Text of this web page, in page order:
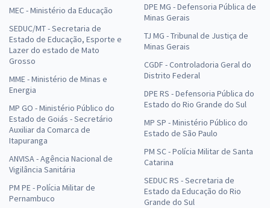
MEC - Ministério da Educação
SEDUC/MT - Secretaria de
Estado de Educação, Esporte e
Lazer do estado de Mato
Grosso
MME - Ministério de Minas e
Energia
MP GO - Ministério Público do
Estado de Goiás - Secretário
Auxiliar da Comarca de
Itapuranga
ANVISA - Agência Nacional de
Vigilância Sanitária
PM PE - Polícia Militar de
Pernambuco
DPE MG - Defensoria Pública de
Minas Gerais
TJ MG - Tribunal de Justiça de
Minas Gerais
CGDF - Controladoria Geral do
Distrito Federal
DPE RS - Defensoria Pública do
Estado do Rio Grande do Sul
MP SP - Ministério Público do
Estado de São Paulo
PM SC - Polícia Militar de Santa
Catarina
SEDUC RS - Secretaria de
Estado da Educação do Rio
Grande do Sul